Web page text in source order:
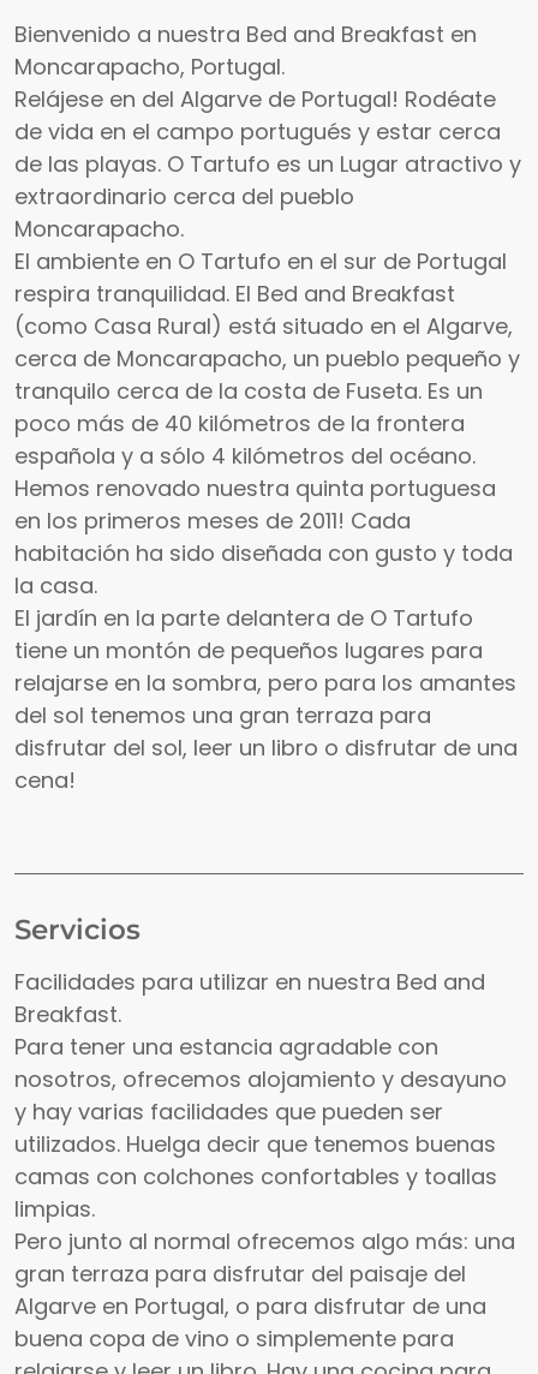
Bienvenido a nuestra Bed and Breakfast en
Moncarapacho, Portugal.
Relájese en del Algarve de Portugal! Rodéate
de vida en el campo portugués y estar cerca
de las playas. O Tartufo es un Lugar atractivo y
extraordinario cerca del pueblo
Moncarapacho.
El ambiente en O Tartufo en el sur de Portugal
respira tranquilidad. El Bed and Breakfast
(como Casa Rural) está situado en el Algarve,
cerca de Moncarapacho, un pueblo pequeño y
tranquilo cerca de la costa de Fuseta. Es un
poco más de 40 kilómetros de la frontera
española y a sólo 4 kilómetros del océano.
Hemos renovado nuestra quinta portuguesa
en los primeros meses de 2011! Cada
habitación ha sido diseñada con gusto y toda
la casa.
El jardín en la parte delantera de O Tartufo
tiene un montón de pequeños lugares para
relajarse en la sombra, pero para los amantes
del sol tenemos una gran terraza para
disfrutar del sol, leer un libro o disfrutar de una
cena!
Servicios
Facilidades para utilizar en nuestra Bed and
Breakfast.
Para tener una estancia agradable con
nosotros, ofrecemos alojamiento y desayuno
y hay varias facilidades que pueden ser
utilizados. Huelga decir que tenemos buenas
camas con colchones confortables y toallas
limpias.
Pero junto al normal ofrecemos algo más: una
gran terraza para disfrutar del paisaje del
Algarve en Portugal, o para disfrutar de una
buena copa de vino o simplemente para